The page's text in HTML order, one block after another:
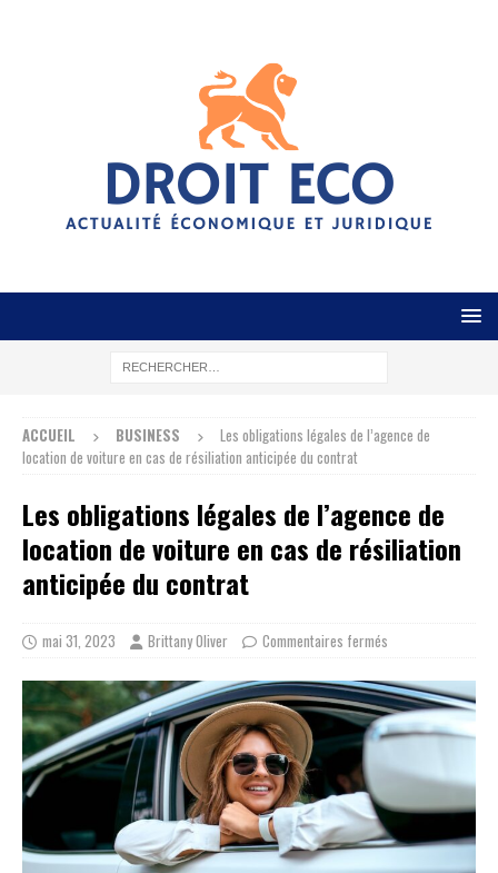
ACCUEIL BUSINESS
Les obligations légales de l’agence de
location de voiture en cas de résiliation anticipée du contrat
Les obligations légales de l’agence de
location de voiture en cas de résiliation
anticipée du contrat
mai 31, 2023 Brittany Oliver Commentaires fermés